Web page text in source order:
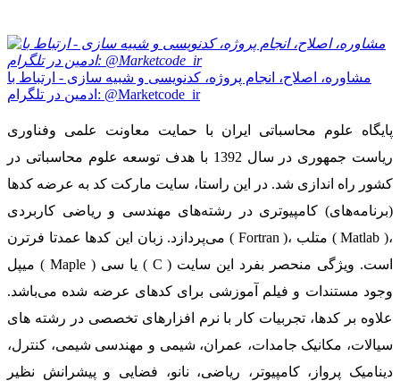
مشاوره، اصلاح، انجام پروژه، کدنویسی و شبیه سازی - ارتباط با
ادمین در تلگرام: @Marketcode_ir
پایگاه علوم محاسباتی ایران با حمایت معاونت علمی وفناوری
ریاست جمهوری در سال 1392 با هدف توسعه علوم محاسباتی در
کشور راه اندازی شد. در این راستا، سایت مارکت کد به عرضه کدها
(برنامه‌های) کامپیوتری در رشته‌های مهندسی و ریاضی کاربردی
می‌پردازد. زبان این کدها عمدتا فرترن ( Fortran )، متلب ( Matlab )،
میپل ( Maple ) یا سی ( C ) است. ویژگی منحصر بفرد این سایت
وجود مستندات و فیلم آموزشی برای کدهای عرضه شده می‌باشد.
علاوه بر کدها، تجربیات کار با نرم افزارهای تخصصی در رشته های
سیالات، مکانیک جامدات، عمران، شیمی و مهندسی شیمی، کنترل،
دینامیک پرواز، کامپیوتر، ریاضی، نانو، فضایی و پیشرانش نظیر